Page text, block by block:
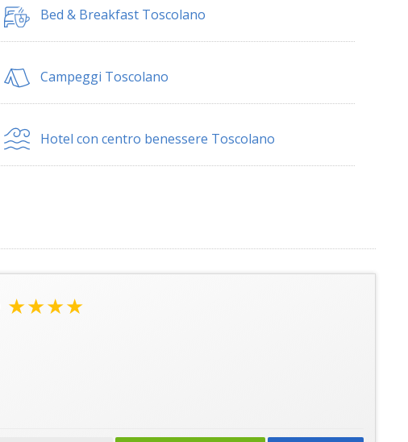
Bed & Breakfast Toscolano
Campeggi Toscolano
Hotel con centro benessere Toscolano
★★★★